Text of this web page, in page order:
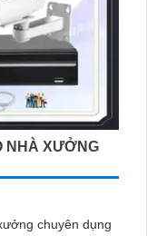
NHÀ XƯỞNG
chuyên dụng